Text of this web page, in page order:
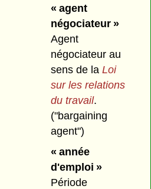
« agent
négociateur »
Agent
négociateur au
sens de la Loi
sur les relations
du travail.
("bargaining
agent")
« année
d'emploi »
Période